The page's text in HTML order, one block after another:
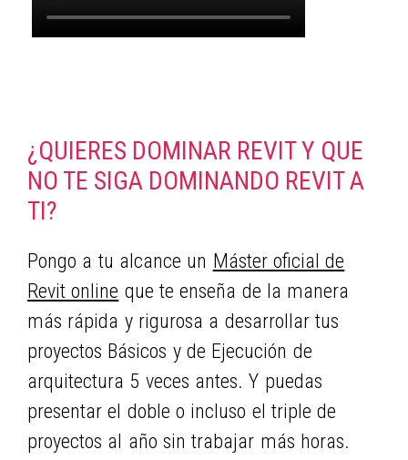
¿QUIERES DOMINAR REVIT Y QUE
NO TE SIGA DOMINANDO REVIT A
TI?
Pongo a tu alcance un Máster oficial de
Revit online que te enseña de la manera
más rápida y rigurosa a desarrollar tus
proyectos Básicos y de Ejecución de
arquitectura 5 veces antes. Y puedas
presentar el doble o incluso el triple de
proyectos al año sin trabajar más horas.